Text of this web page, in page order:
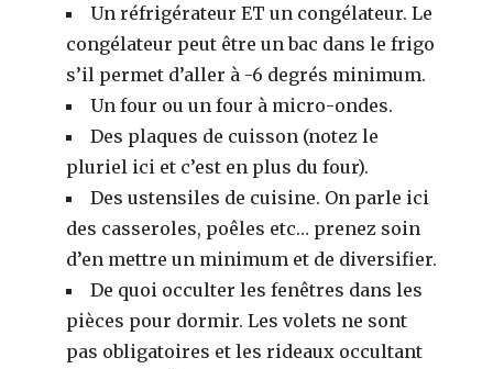
Un réfrigérateur ET un congélateur. Le
congélateur peut être un bac dans le frigo
s’il permet d’aller à -6 degrés minimum.
Un four ou un four à micro-ondes.
Des plaques de cuisson (notez le
pluriel ici et c’est en plus du four).
Des ustensiles de cuisine. On parle ici
des casseroles, poêles etc… prenez soin
d’en mettre un minimum et de diversifier.
De quoi occulter les fenêtres dans les
pièces pour dormir. Les volets ne sont
pas obligatoires et les rideaux occultant